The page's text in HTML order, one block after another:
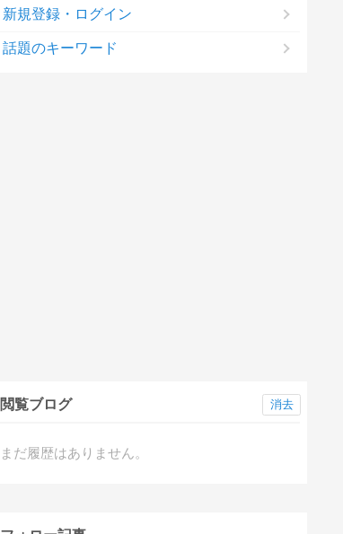
新規登録・ログイン
話題のキーワード
閲覧ブログ
まだ履歴はありません。
消去